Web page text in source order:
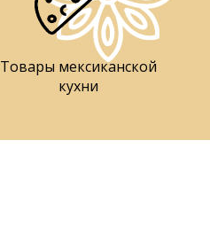
Товары мексиканской
кухни